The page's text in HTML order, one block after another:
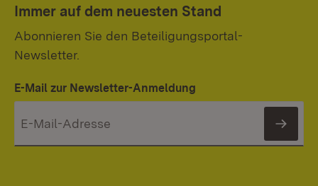
Immer auf dem neuesten Stand
Abonnieren Sie den Beteiligungsportal-
Newsletter.
E-Mail zur Newsletter-Anmeldung